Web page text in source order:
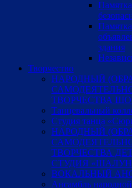
здания
Творчество
НАРОДНЫЙ
ТВОРЧЕСТВА
Танцевальный
Студия танца
НАРОДНЫЙ
ТВОРЧЕСТВА
СТУДИЯ
ВОКАЛЬНЫЙ
Ансамбль